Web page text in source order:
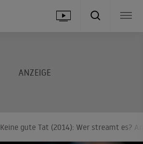
Keine gute Tat (2014): Wer streamt es?